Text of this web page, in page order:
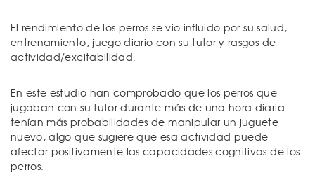
El rendimiento de los perros se vio influido por su salud,
entrenamiento, juego diario con su tutor y rasgos de
actividad/excitabilidad.
En este estudio han comprobado que los perros que
jugaban con su tutor durante más de una hora diaria
tenían más probabilidades de manipular un juguete
nuevo, algo que sugiere que esa actividad puede
afectar positivamente las capacidades cognitivas de los
perros.